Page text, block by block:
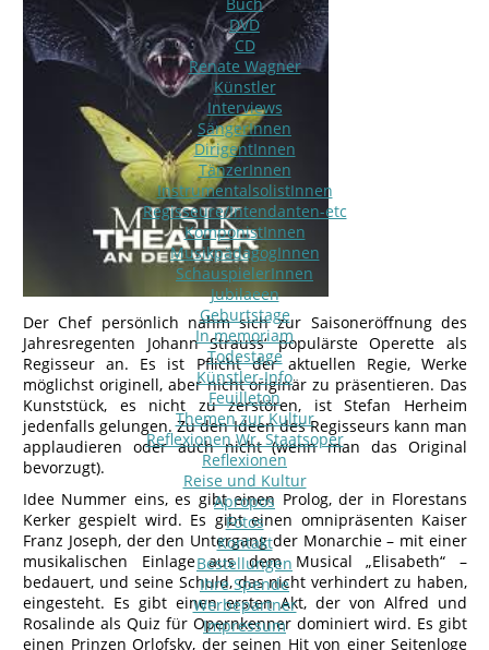
DVD
CD
Renate Wagner
Künstler
Interviews
SängerInnen
DirigentInnen
TänzerInnen
InstrumentalsolistInnen
Regisseure/Intendanten-etc
KomponistInnen
MusikpädagogInnen
SchauspielerInnen
Jubilaeen
Geburtstage
In memoriam
Todestage
Künstler-Info
Feuilleton
Themen zur Kultur
Reflexionen Wr. Staatsoper
Reflexionen
Reise und Kultur
Apropos
Fotos
Kontakt
Bestellungen
Ihre Spende
Werbepartner
Impressum
Der Chef persönlich nahm sich zur Saisoneröffnung des
Jahresregenten Johann Strauss‘ populärste Operette als
Regisseur an. Es ist Pflicht der aktuellen Regie, Werke
möglichst originell, aber nicht originär zu präsentieren. Das
Kunststück, es nicht zu zerstören, ist Stefan Herheim
jedenfalls gelungen. Zu den Ideen des Regisseurs kann man
applaudieren oder auch nicht (wenn man das Original
bevorzugt).
Idee Nummer eins, es gibt einen Prolog, der in Florestans
Kerker gespielt wird. Es gibt einen omnipräsenten Kaiser
Franz Joseph, der den Untergang der Monarchie – mit einer
musikalischen Einlage aus dem Musical „Elisabeth“ –
bedauert, und seine Schuld, das nicht verhindert zu haben,
eingesteht. Es gibt einen ersten Akt, der von Alfred und
Rosalinde als Quiz für Opernkenner dominiert wird. Es gibt
einen Prinzen Orlofsky, der seinen Hit von einer Seitenloge